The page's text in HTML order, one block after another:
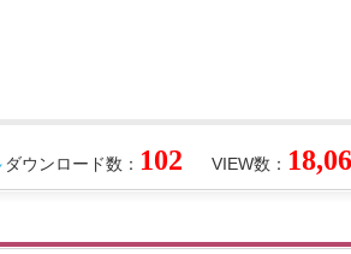
VIEW数：
ダウンロード数： 102